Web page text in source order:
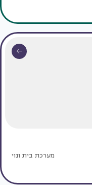
מערכת בית ונוי